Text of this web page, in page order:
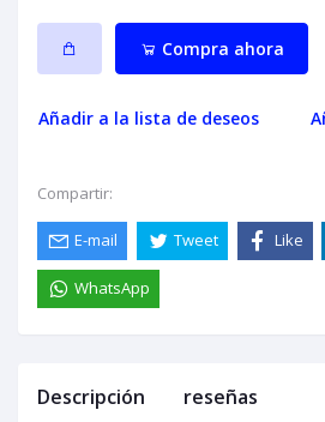
Compra ahora
Añadir a la lista de deseos
Compartir:
E-mail Tweet Like
WhatsApp
Descripción reseñas